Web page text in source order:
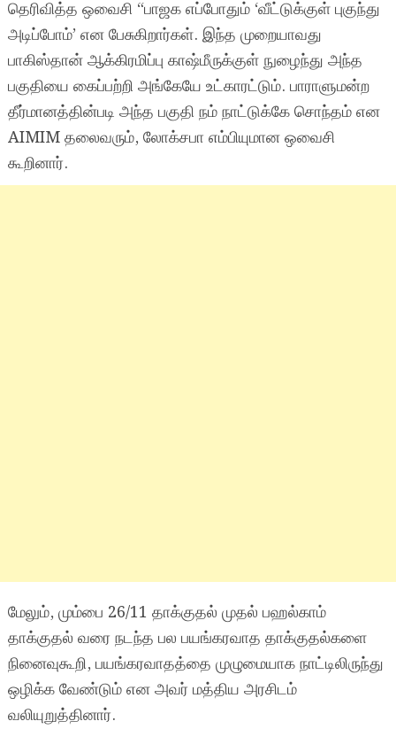
தெரிவித்த ஒவைசி “பாஜக எப்போதும் ‘வீட்டுக்குள் புகுந்து
அடிப்போம்’ என பேசுகிறார்கள். இந்த முறையாவது
பாகிஸ்தான் ஆக்கிரமிப்பு காஷ்மீருக்குள் நுழைந்து அந்த
பகுதியை கைப்பற்றி அங்கேயே உட்காரட்டும். பாராளுமன்ற
தீர்மானத்தின்படி அந்த பகுதி நம் நாட்டுக்கே சொந்தம் என
AIMIM தலைவரும், லோக்சபா எம்பியுமான ஒவைசி
கூறினார்.
மேலும், மும்பை 26/11 தாக்குதல் முதல் பஹல்காம்
தாக்குதல் வரை நடந்த பல பயங்கரவாத தாக்குதல்களை
நினைவுகூறி, பயங்கரவாதத்தை முழுமையாக நாட்டிலிருந்து
ஒழிக்க வேண்டும் என அவர் மத்திய அரசிடம்
வலியுறுத்தினார்.